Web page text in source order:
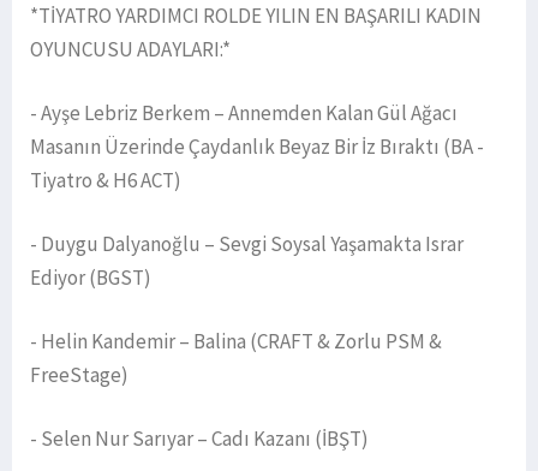
*TİYATRO YARDIMCI ROLDE YILIN EN BAŞARILI KADIN
OYUNCUSU ADAYLARI:*
- Ayşe Lebriz Berkem – Annemden Kalan Gül Ağacı
Masanın Üzerinde Çaydanlık Beyaz Bir İz Bıraktı (BA -
Tiyatro & H6 ACT)
- Duygu Dalyanoğlu – Sevgi Soysal Yaşamakta Israr
Ediyor (BGST)
- Helin Kandemir – Balina (CRAFT & Zorlu PSM &
FreeStage)
- Selen Nur Sarıyar – Cadı Kazanı (İBŞT)